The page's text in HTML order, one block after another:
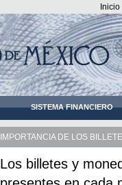
Inicio
SISTEMA FINANCIERO
IMPORTANCIA DE LOS
Los billetes y